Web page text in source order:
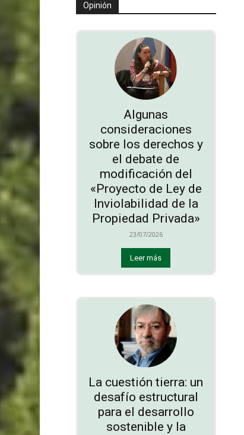
Opinión
Algunas
consideraciones
sobre los derechos y
el debate de
modificación del
«Proyecto de Ley de
Inviolabilidad de la
Propiedad Privada»
23/07/2026
Leer más
La cuestión tierra: un
desafío estructural
para el desarrollo
sostenible y la